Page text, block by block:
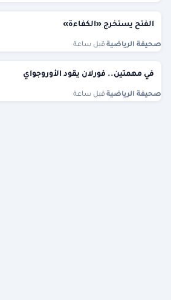
الفتح يستخرج «الكفاءة»
صحيفة الرياضية قبل ساعة
في مهمتين.. فورلان يقود الأوروجواي
صحيفة الرياضية قبل ساعة